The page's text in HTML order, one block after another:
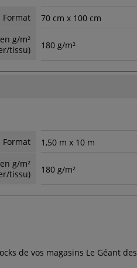
Format
70 cm x 100 cm
g/m²
tissu)
180 g/m²
Format
1,50 m x 10 m
g/m²
tissu)
180 g/m²
de vos magasins Le Géant